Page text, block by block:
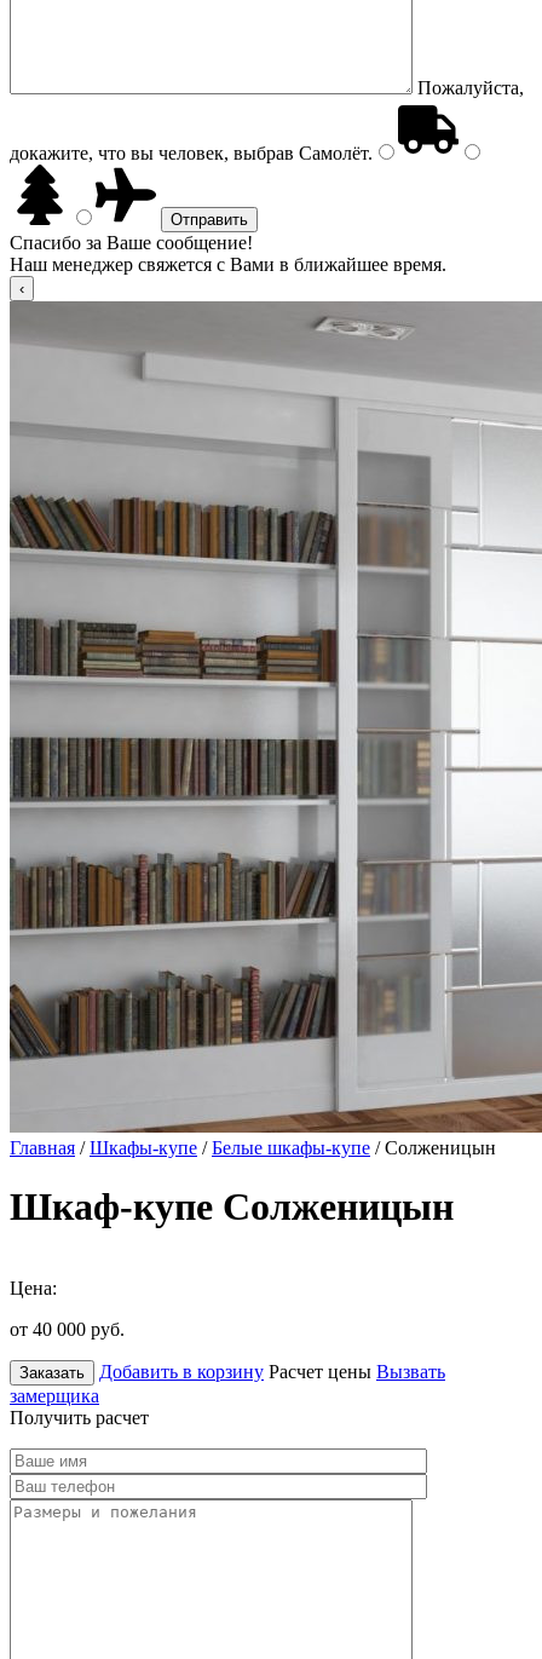
Пожалуйста,
докажите, что вы человек, выбрав Самолёт.
Спасибо за Ваше сообщение!
Наш менеджер свяжется с Вами в ближайшее время.
Главная /Шкафы-купе /Белые шкафы-купе / Солженицын
Шкаф-купе Солженицын
Цена:
от 40 000 руб.
Заказать Добавить в корзину Расчет цены Вызвать
замерщика
Получить расчет